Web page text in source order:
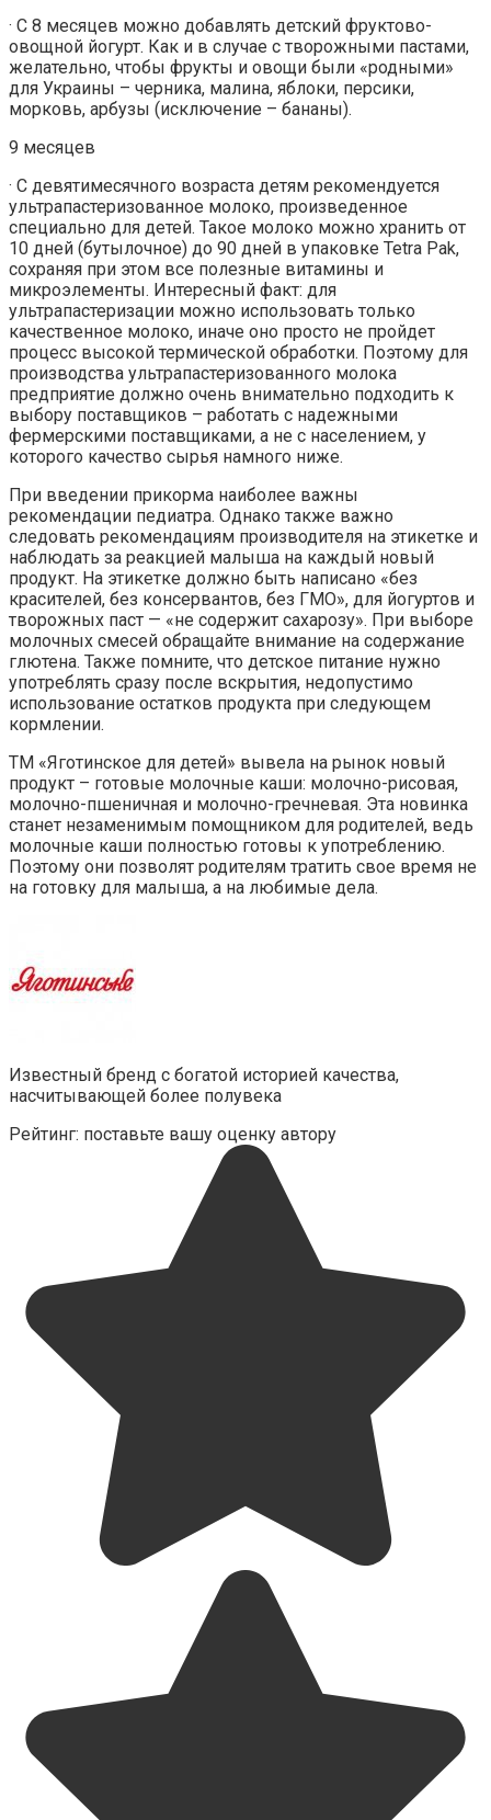
· С 8 месяцев можно добавлять детский фруктово-
овощной йогурт. Как и в случае с творожными пастами,
желательно, чтобы фрукты и овощи были «родными»
для Украины – черника, малина, яблоки, персики,
морковь, арбузы (исключение – бананы).
9 месяцев
· С девятимесячного возраста детям рекомендуется
ультрапастеризованное молоко, произведенное
специально для детей. Такое молоко можно хранить от
10 дней (бутылочное) до 90 дней в упаковке Tetra Pak,
сохраняя при этом все полезные витамины и
микроэлементы. Интересный факт: для
ультрапастеризации можно использовать только
качественное молоко, иначе оно просто не пройдет
процесс высокой термической обработки. Поэтому для
производства ультрапастеризованного молока
предприятие должно очень внимательно подходить к
выбору поставщиков – работать с надежными
фермерскими поставщиками, а не с населением, у
которого качество сырья намного ниже.
При введении прикорма наиболее важны
рекомендации педиатра. Однако также важно
следовать рекомендациям производителя на этикетке и
наблюдать за реакцией малыша на каждый новый
продукт. На этикетке должно быть написано «без
красителей, без консервантов, без ГМО», для йогуртов и
творожных паст — «не содержит сахарозу». При выборе
молочных смесей обращайте внимание на содержание
глютена. Также помните, что детское питание нужно
употреблять сразу после вскрытия, недопустимо
использование остатков продукта при следующем
кормлении.
ТМ «Яготинское для детей» вывела на рынок новый
продукт – готовые молочные каши: молочно-рисовая,
молочно-пшеничная и молочно-гречневая. Эта новинка
станет незаменимым помощником для родителей, ведь
молочные каши полностью готовы к употреблению.
Поэтому они позволят родителям тратить свое время не
на готовку для малыша, а на любимые дела.
Известный бренд с богатой историей качества,
насчитывающей более полувека
Рейтинг: поставьте вашу оценку автору